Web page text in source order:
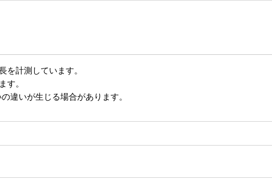
計測しています。
す。
違いが生じる場合があります。